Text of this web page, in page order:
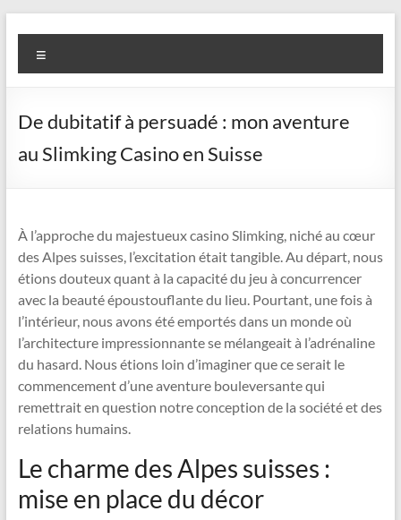
to
content
Diva
Aura
Pusat
Layanan
Buka
De dubitatif à persuadé : mon aventure
au Slimking Casino en Suisse
À l’approche du majestueux casino Slimking, niché au cœur
des Alpes suisses, l’excitation était tangible. Au départ, nous
étions douteux quant à la capacité du jeu à concurrencer
avec la beauté époustouflante du lieu. Pourtant, une fois à
l’intérieur, nous avons été emportés dans un monde où
l’architecture impressionnante se mélangeait à l’adrénaline
du hasard. Nous étions loin d’imaginer que ce serait le
commencement d’une aventure bouleversante qui
remettrait en question notre conception de la société et des
relations humains.
Le charme des Alpes suisses :
mise en place du décor